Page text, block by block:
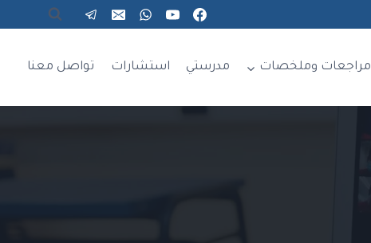
مراجعات وملخصات مدرستي استشارات تواصل معنا